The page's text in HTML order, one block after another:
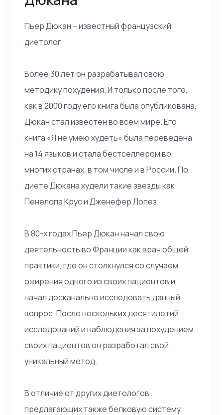
Пьер Дюкан – известный французский
диетолог
Более 30 лет он разрабатывал свою
методику похудения. И только после того,
как в 2000 году его книга была опубликована,
Дюкан стал известен во всем мире. Его
книга «Я не умею худеть» была переведена
на 14 языков и стала бестселлером во
многих странах, в том числе и в России. По
диете Дюкана худели такие звезды как
Пенелопа Крус и Дженефер Лопез.
В 80-х годах Пьер Дюкан начал свою
деятельность во Франции как врач общей
практики, где он столкнулся со случаем
ожирения одного из своих пациентов и
начал досканально исследовать данный
вопрос. После нескольких десятилетий
исследований и наблюдения за похудением
своих пациентов он разработал свой
уникальный метод.
В отличие от других диетологов,
предлагающих также белковую систему